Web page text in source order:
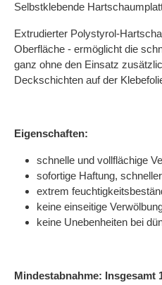
Selbstklebende
Extrudierter Polystyrol-
Oberfläche - ermöglicht die
ganz ohne den Einsatz
Deckschichten auf der
Eigenschaften:
schnelle und vollflächige
sofortige Haftung,
extrem
keine einseitige
keine Unebenheiten bei
Mindestabnahme: Insgesamt